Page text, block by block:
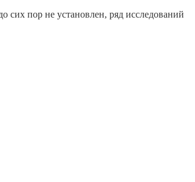
сих пор не установлен, ряд исследований